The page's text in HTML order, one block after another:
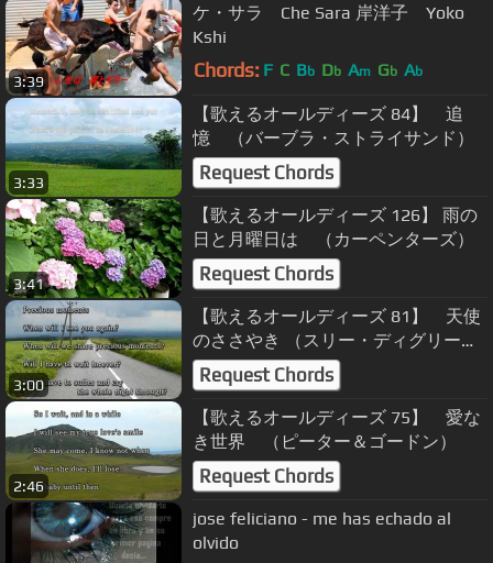
3:39
ケ・サラ Che Sara 岸洋子 Yoko
Kshi
Chords: F C Bb Db Am Gb Ab
3:33
【歌えるオールディーズ 84】 追
憶 （バーブラ・ストライサンド）
Request Chords
3:41
【歌えるオールディーズ 126】 雨の
日と月曜日は （カーペンターズ）
Request Chords
3:00
【歌えるオールディーズ 81】 天使
のささやき （スリー・ディグリー
ズ）
Request Chords
2:46
【歌えるオールディーズ 75】 愛な
き世界 （ピーター＆ゴードン）
Request Chords
jose feliciano - me has echado al
olvido